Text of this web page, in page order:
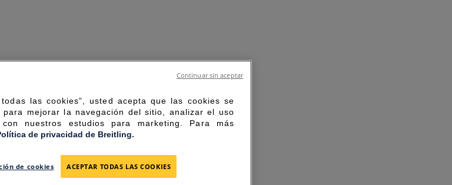
las cookies”, usted acepta que las cookies se
mejorar la navegación del sitio, analizar el uso
nuestros estudios para marketing. Para más
de privacidad de Breitling.
de cookies ACEPTAR TODAS LAS COOKIES
Continuar sin aceptar